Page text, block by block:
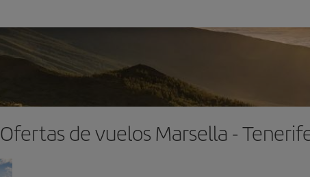
Ofertas de vuelos Marsella -